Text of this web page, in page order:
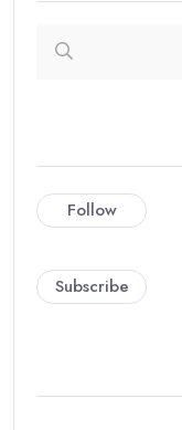
Follow
Subscribe